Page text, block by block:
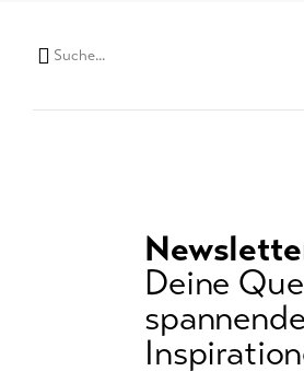
Suchwort
Deine